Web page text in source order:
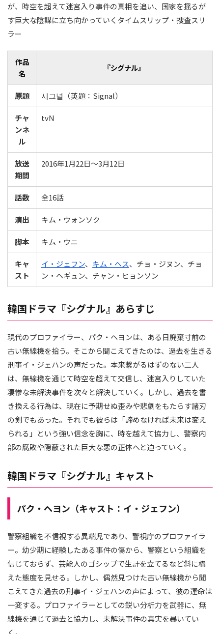
が、時空を超えて迷宮入り事件の真相を追い、国家を揺るが
す巨大な陰謀に立ち向かっていくタイムスリップ・捜査スリ
ラー
作品
名
『シグナル』
原題 시그널（英題：Signal）
チャ
ンネ
ル
tvN
放送
期間
2016年1月22日〜3月12日
話数 全16話
演出 キム・ウォンソク
脚本 キム・ウニ
キャ
スト
イ・ジェフン、 キム・ヘス、チョ・ジヌン、チョ
ン・ヘギュン、チャン・ヒョンソン
韓国ドラマ『シグナル』あらすじ
現代のプロファイラー、パク・ヘヨンは、ある日廃棄寸前の
古い無線機を拾う。そこから聞こえてきたのは、過去を生きる
刑事イ・ジェハンの声だった。本来繋がるはずのない二人
は、無線機を通じて時空を超えて交信し、迷宮入りしていた
凄惨な未解決事件を次々と解決していく。しかし、過去を書
き換える行為は、現在に予期せぬ歪みや悲劇をもたらす諸刃
の剣でもあった。それでも彼らは「諦めなければ未来は変え
られる」という強い信念を胸に、時を越えて協力し、警察内
部の腐敗や隠蔽された巨大な悪の正体へと迫っていく。
韓国ドラマ『シグナル』キャスト
パク・ヘヨン（キャスト：イ・ジェフン）
警察組織を不信視する異端児であり、警視庁のプロファイラ
ー。幼少期に経験したある事件の傷から、警察という組織を
信じておらず、芸能人のゴシップで生計を立てるなど斜に構
えた態度を見せる。しかし、偶然見つけた古い無線機から聞
こえてきた過去の刑事イ・ジェハンの声によって、彼の運命は
一変する。プロファイラーとしての鋭い分析力を武器に、無
線機を通じて過去と協力し、未解決事件の真実を暴いてい